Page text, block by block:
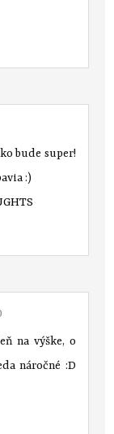
bude super!
:)
na výške, o
náročné :D